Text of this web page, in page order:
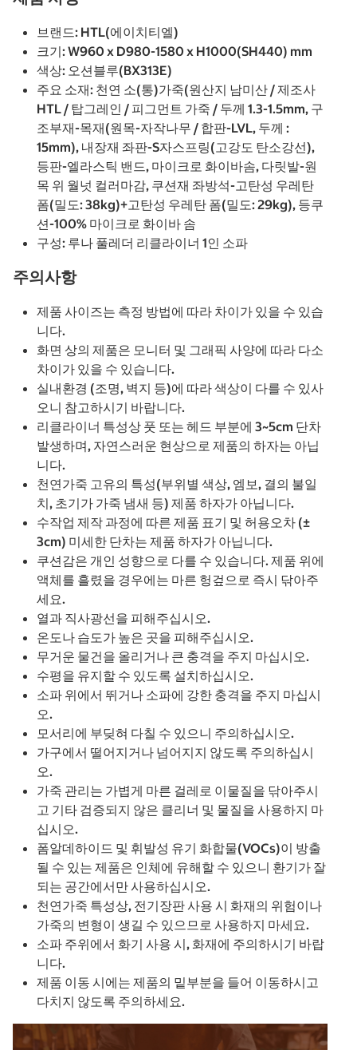
브랜드: HTL(에이치티엘)
크기: W960 x D980-1580 x H1000(SH440) mm
색상: 오션블루(BX313E)
주요 소재: 천연 소(통)가죽(원산지 남미산 / 제조사
HTL / 탑그레인 / 피그먼트 가죽 / 두께 1.3-1.5mm, 구
조부재-목재(원목-자작나무 / 합판-LVL, 두께 :
15mm), 내장재 좌판-S자스프링(고강도 탄소강선),
등판-엘라스틱 밴드, 마이크로 화이바솜, 다릿발-원
목 위 월넛 컬러마감, 쿠션재 좌방석-고탄성 우레탄
폼(밀도: 38kg)+고탄성 우레탄 폼(밀도: 29kg), 등쿠
션-100% 마이크로 화이바 솜
구성: 루나 풀레더 리클라이너 1인 소파
주의사항
제품 사이즈는 측정 방법에 따라 차이가 있을 수 있습
니다.
화면 상의 제품은 모니터 및 그래픽 사양에 따라 다소
차이가 있을 수 있습니다.
실내환경 (조명, 벽지 등)에 따라 색상이 다를 수 있사
오니 참고하시기 바랍니다.
리클라이너 특성상 풋 또는 헤드 부분에 3~5cm 단차
발생하며, 자연스러운 현상으로 제품의 하자는 아닙
니다.
천연가죽 고유의 특성(부위별 색상, 엠보, 결의 불일
치, 초기가 가죽 냄새 등) 제품 하자가 아닙니다.
수작업 제작 과정에 따른 제품 표기 및 허용오차 (±
3cm) 미세한 단차는 제품 하자가 아닙니다.
쿠션감은 개인 성향으로 다를 수 있습니다. 제품 위에
액체를 흘렸을 경우에는 마른 헝겊으로 즉시 닦아주
세요.
열과 직사광선을 피해주십시오.
온도나 습도가 높은 곳을 피해주십시오.
무거운 물건을 올리거나 큰 충격을 주지 마십시오.
수평을 유지할 수 있도록 설치하십시오.
소파 위에서 뛰거나 소파에 강한 충격을 주지 마십시
오.
모서리에 부딪혀 다칠 수 있으니 주의하십시오.
가구에서 떨어지거나 넘어지지 않도록 주의하십시
오.
가죽 관리는 가볍게 마른 걸레로 이물질을 닦아주시
고 기타 검증되지 않은 클리너 및 물질을 사용하지 마
십시오.
폼알데하이드 및 휘발성 유기 화합물(VOCs)이 방출
될 수 있는 제품은 인체에 유해할 수 있으니 환기가 잘
되는 공간에서만 사용하십시오.
천연가죽 특성상, 전기장판 사용 시 화재의 위험이나
가죽의 변형이 생길 수 있으므로 사용하지 마세요.
소파 주위에서 화기 사용 시, 화재에 주의하시기 바랍
니다.
제품 이동 시에는 제품의 밑부분을 들어 이동하시고
다치지 않도록 주의하세요.